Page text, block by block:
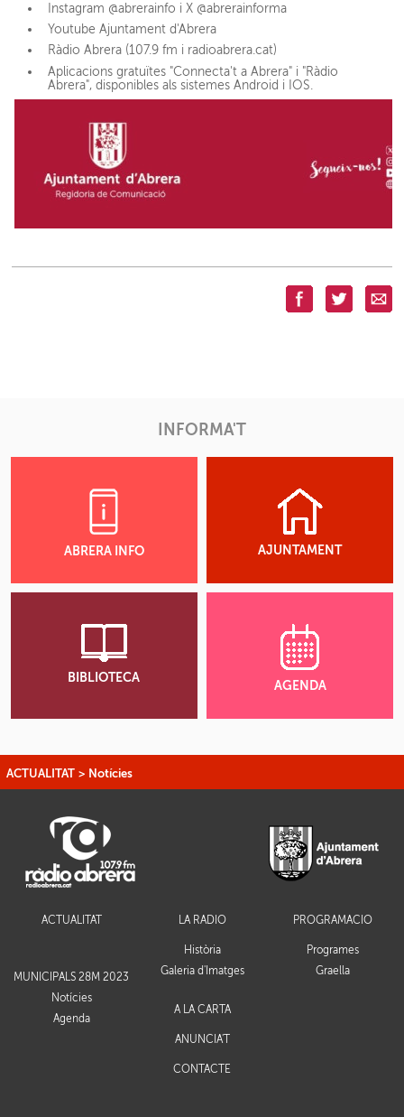
Instagram @abrerainfo i X @abrerainforma
Youtube Ajuntament d'Abrera
Ràdio Abrera (107.9 fm i radioabrera.cat)
Aplicacions gratuïtes "Connecta't a Abrera" i "Ràdio
Abrera", disponibles als sistemes Android i IOS.
INFORMA'T
ABRERA INFO AJUNTAMENT
BIBLIOTECA
AGENDA
ACTUALITAT > Notícies
ACTUALITAT
MUNICIPALS 28M 2023
Notícies
Agenda
LA RÀDIO
Història
Galeria d'Imatges
PROGRAMACIÓ
Programes
Graella
A LA CARTA
ANUNCIA'T
CONTACTE